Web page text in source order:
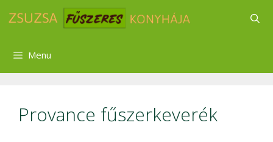
Menu
Provance fűszerkeverék